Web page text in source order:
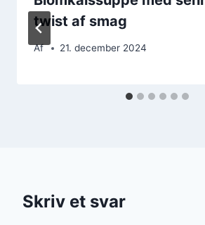
twist af smag
Af 21. december 2024
Skriv et svar